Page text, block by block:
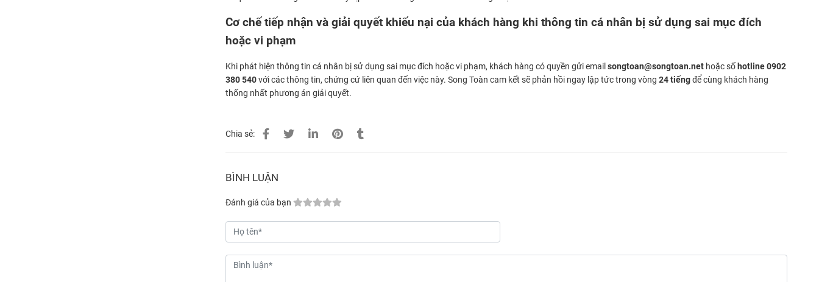
Cơ chế tiếp nhận và giải quyết khiếu nại của khách hàng khi thông tin cá nhân bị sử dụng sai mục đích
hoặc vi phạm
Khi phát hiện thông tin cá nhân bị sử dụng sai mục đích hoặc vi phạm, khách hàng có quyền gửi email songtoan@songtoan.nethoặc số hotline 0902
380 540với các thông tin, chứng cứ liên quan đến việc này. Song Toàn cam kết sẽ phản hồi ngay lập tức trong vòng 24 tiếngđể cùng khách hàng
thống nhất phương án giải quyết.
Chia sẻ:
BÌNH LUẬN
Đánh giá của bạn